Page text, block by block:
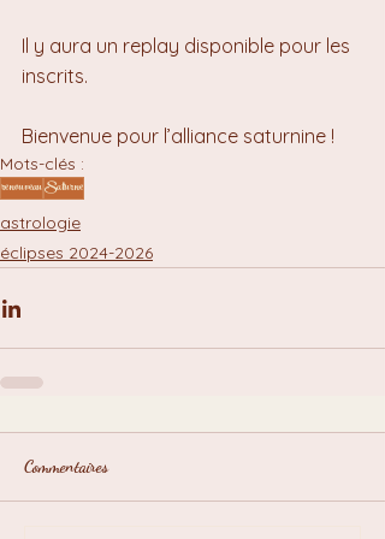
Il y aura un replay disponible pour les
inscrits.
Bienvenue pour l’alliance saturnine !
Mots-clés :
renouveauSaturne
astrologie
éclipses 2024-2026
Commentaires